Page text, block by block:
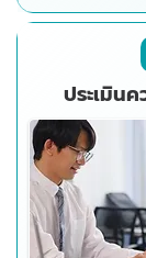
ประเมิน